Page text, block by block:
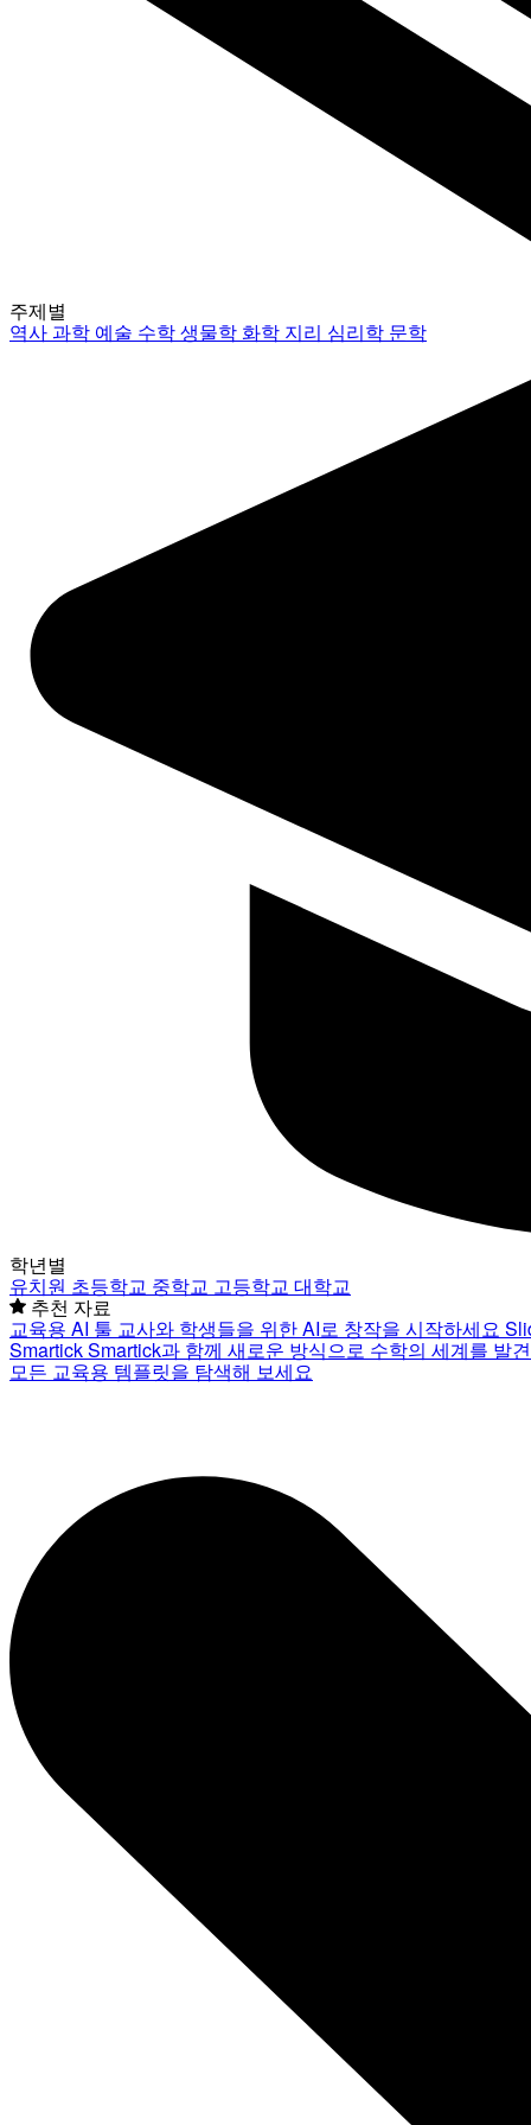
주제별
역사과학 예술 수학생물학 화학 지리 심리학 문학
학년별
유치원 초등학교 중학교 고등학교 대학교
추천 자료
교육용 AI 툴 교사와 학생들을 위한 AI로 창작을 시작하세요
SmartickSmartick과 함께 새로운 방식으로 수학의 세계를 발
모든 교육용 템플릿을 탐색해 보세요